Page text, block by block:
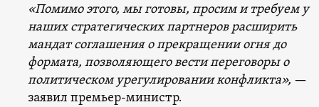
«Помимо этого, мы готовы, просим и требуем у
наших стратегических партнеров расширить
мандат соглашения о прекращении огня до
формата, позволяющего вести переговоры о
политическом урегулировании конфликта», —
заявил премьер-министр.